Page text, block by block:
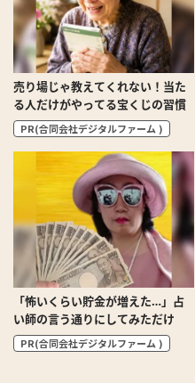
売り場じゃ教えてくれない！当た
る人だけがやってる宝くじの習慣
PR(合同会社デジタルファーム )
「怖いくらい貯金が増えた…」占
い師の言う通りにしてみただけ
PR(合同会社デジタルファーム )